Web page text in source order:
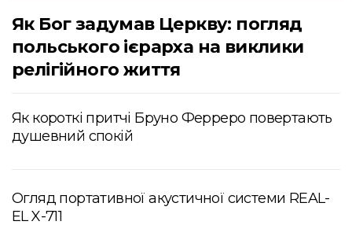
Як Бог задумав Церкву: погляд
польського ієрарха на виклики
релігійного життя
Як короткі притчі Бруно Ферреро повертають
душевний спокій
Огляд портативної акустичної системи REAL-
EL X-711